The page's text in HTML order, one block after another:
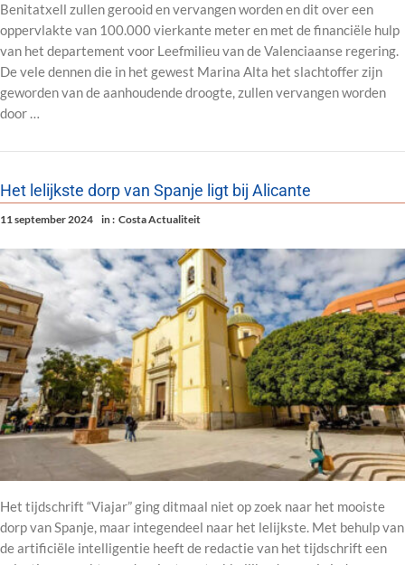
Benitatxell zullen gerooid en vervangen worden en dit over een
oppervlakte van 100.000 vierkante meter en met de financiële hulp
van het departement voor Leefmilieu van de Valenciaanse regering.
De vele dennen die in het gewest Marina Alta het slachtoffer zijn
geworden van de aanhoudende droogte, zullen vervangen worden
door …
Het lelijkste dorp van Spanje ligt bij Alicante
11 september 2024 in : Costa Actualiteit
Het tijdschrift “Viajar” ging ditmaal niet op zoek naar het mooiste
dorp van Spanje, maar integendeel naar het lelijkste. Met behulp van
de artificiële intelligentie heeft de redactie van het tijdschrift een